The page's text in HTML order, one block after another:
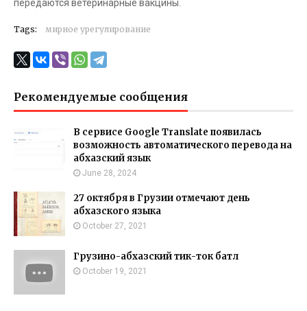
передаются ветеринарные вакцины.
Tags: мирное урегулирование
Рекомендуемые сообщения
В сервисе Google Translate появилась
возможность автоматического перевода на
абхазский язык
June 28, 2024
27 октября в Грузии отмечают день
абхазского языка
October 27, 2021
Грузино-абхазский тик-ток батл
October 19, 2021